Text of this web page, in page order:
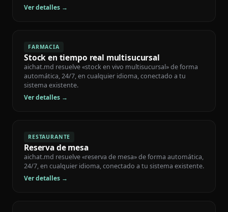
Ver detalles →
FARMACIA
Stock en tiempo real multisucursal
aichat.md resuelve «stock en vivo multisucursal» de forma
automática, 24/7, en cualquier idioma, conectado a tu
sistema existente.
Ver detalles →
RESTAURANTE
Reserva de mesa
aichat.md resuelve «reserva de mesa» de forma automática,
24/7, en cualquier idioma, conectado a tu sistema existente.
Ver detalles →